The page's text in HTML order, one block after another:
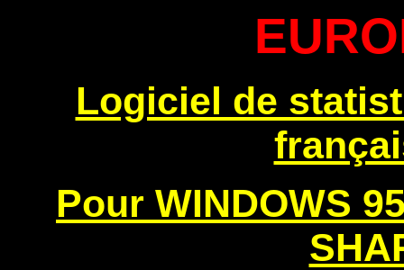
Logiciel de
Pour WINDOWS